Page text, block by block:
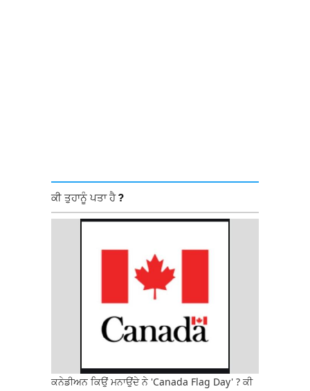
ਕੀ ਤੁਹਾਨੂੰ ਪਤਾ ਹੈ ?
ਕਨੇਡੀਅਨ ਕਿਉਂ ਮਨਾਉਂਦੇ ਨੇ 'Canada Flag Day' ? ਕੀ